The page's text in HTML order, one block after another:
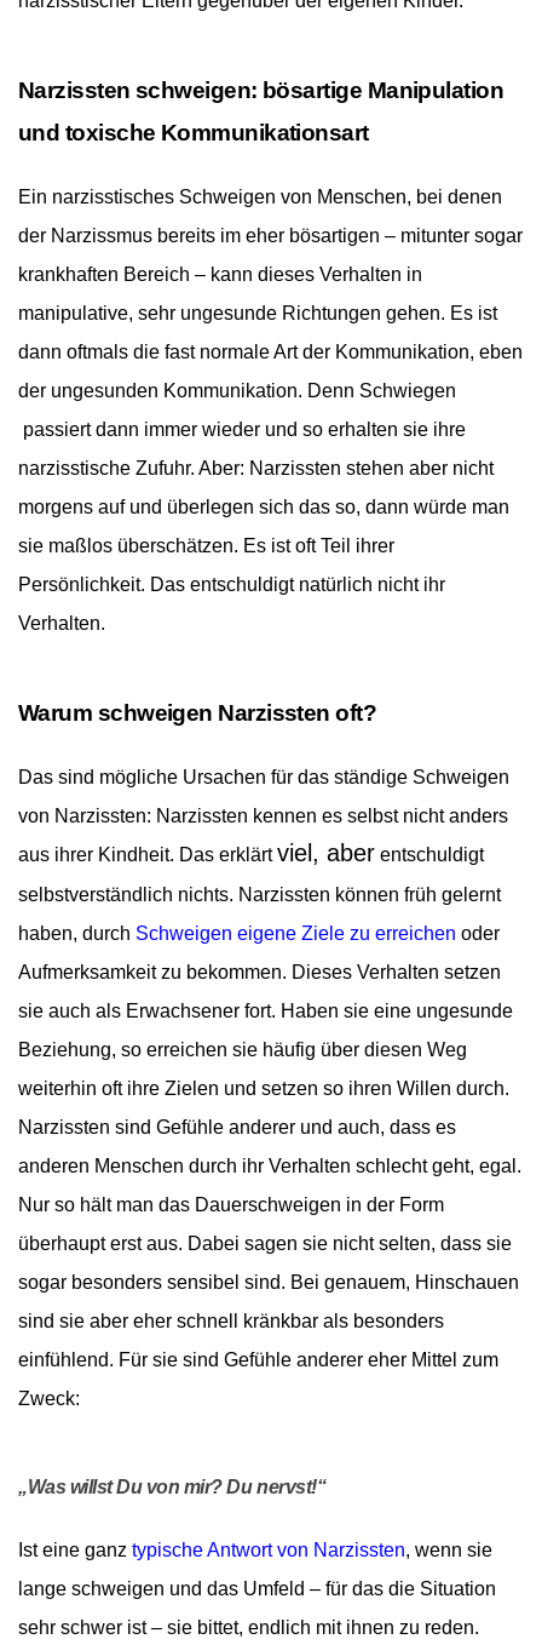
Narzissten schweigen: bösartige Manipulation
und toxische Kommunikationsart
Ein narzisstisches Schweigen von Menschen, bei denen
der Narzissmus bereits im eher bösartigen – mitunter sogar
krankhaften Bereich – kann dieses Verhalten in
manipulative, sehr ungesunde Richtungen gehen. Es ist
dann oftmals die fast normale Art der Kommunikation, eben
der ungesunden Kommunikation. Denn Schwiegen
passiert dann immer wieder und so erhalten sie ihre
narzisstische Zufuhr. Aber: Narzissten stehen aber nicht
morgens auf und überlegen sich das so, dann würde man
sie maßlos überschätzen. Es ist oft Teil ihrer
Persönlichkeit. Das entschuldigt natürlich nicht ihr
Verhalten.
Warum schweigen Narzissten oft?
Das sind mögliche Ursachen für das ständige Schweigen
von Narzissten: Narzissten kennen es selbst nicht anders
aus ihrer Kindheit. Das erklärtviel, aber entschuldigt
selbstverständlich nichts. Narzissten können früh gelernt
haben, durch Schweigen eigene Ziele zu erreichen oder
Aufmerksamkeit zu bekommen. Dieses Verhalten setzen
sie auch als Erwachsener fort. Haben sie eine ungesunde
Beziehung, so erreichen sie häufig über diesen Weg
weiterhin oft ihre Zielen und setzen so ihren Willen durch.
Narzissten sind Gefühle anderer und auch, dass es
anderen Menschen durch ihr Verhalten schlecht geht, egal.
Nur so hält man das Dauerschweigen in der Form
überhaupt erst aus. Dabei sagen sie nicht selten, dass sie
sogar besonders sensibel sind. Bei genauem, Hinschauen
sind sie aber eher schnell kränkbar als besonders
einfühlend. Für sie sind Gefühle anderer eher Mittel zum
Zweck:
„Was willst Du von mir? Du nervst!“
Ist eine ganz typische Antwort von Narzissten, wenn sie
lange schweigen und das Umfeld – für das die Situation
sehr schwer ist – sie bittet, endlich mit ihnen zu reden.